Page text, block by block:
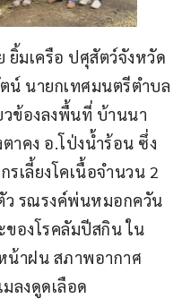
ยิ้มเครือ ปศุสัตว์จังหวัด
น์ นายกเทศมนตรีตำบล
ข้องลงพื้นที่ บ้านนา
คง อ.โป่งน้ำร้อน ซึ่ง
เลี้ยงโคเนื้อจำนวน 2
ว รณรงค์พ่นหมอกควัน
องโรคลัมปีสกิน ใน
น้าฝน สภาพอากาศ
ลงดูดเลือด